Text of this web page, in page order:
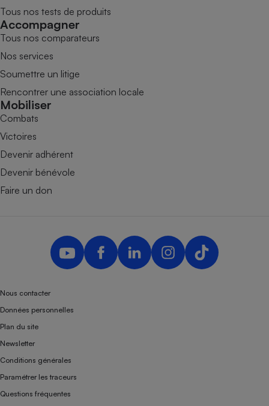
Tous nos tests de produits
Accompagner
Tous nos comparateurs
Nos services
Soumettre un litige
Rencontrer une association locale
Mobiliser
Combats
Victoires
Devenir adhérent
Devenir bénévole
Faire un don
Nous contacter
Données personnelles
Plan du site
Newsletter
Conditions générales
Paramétrer les traceurs
Questions fréquentes